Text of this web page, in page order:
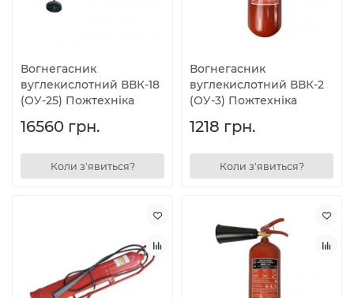
Вогнегасник
вуглекислотний ВВК-18
(ОУ-25) Пожтехніка
16560 грн.
Коли з'явиться?
Вогнегасник
вуглекислотний ВВК-2
(ОУ-3) Пожтехніка
1218 грн.
Коли з'явиться?